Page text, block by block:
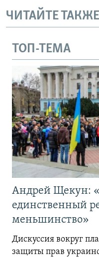
ЧИТАЙТЕ
ТОП-ТЕМА
Андрей Щекун:
единственный
меньшинство»
Дискуссия вокруг
защиты прав